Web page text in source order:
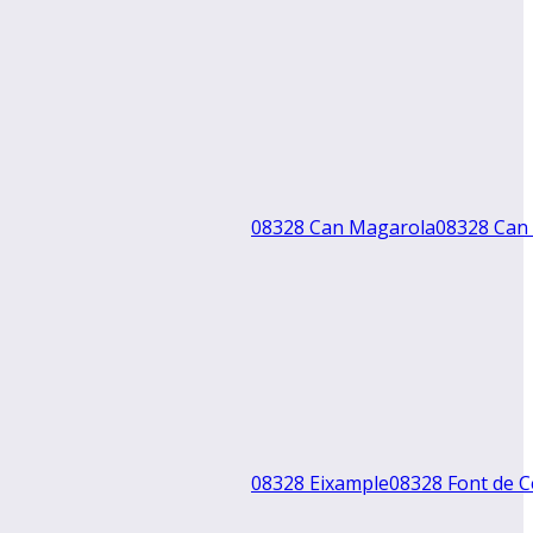
08328 Can Magarola08328
08328 Eixample08328 Font de